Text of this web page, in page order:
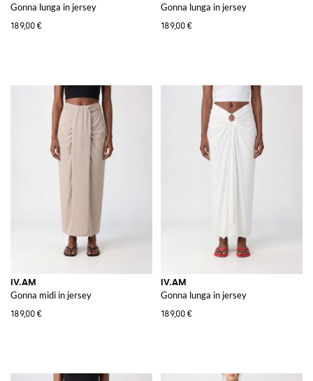
Gonna lunga in jersey
189,00 €
Gonna lunga in jersey
189,00 €
IV.AM
Gonna midi in jersey
189,00 €
IV.AM
Gonna lunga in jersey
189,00 €